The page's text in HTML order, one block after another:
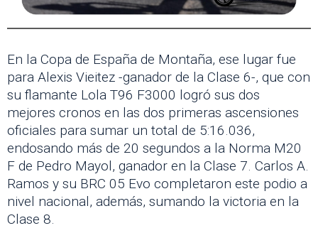
En la Copa de España de Montaña, ese lugar fue
para Alexis Vieitez -ganador de la Clase 6-, que con
su flamante Lola T96 F3000 logró sus dos
mejores cronos en las dos primeras ascensiones
oficiales para sumar un total de 5:16.036,
endosando más de 20 segundos a la Norma M20
F de Pedro Mayol, ganador en la Clase 7. Carlos A.
Ramos y su BRC 05 Evo completaron este podio a
nivel nacional, además, sumando la victoria en la
Clase 8.